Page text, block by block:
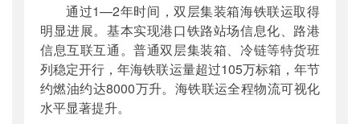
通过1—2年时间，双层集装箱海铁联运取得
明显进展。基本实现港口铁路站场信息化、路港
信息互联互通。普通双层集装箱、冷链等特货班
列稳定开行，年海铁联运量超过105万标箱，年节
约燃油约达8000万升。海铁联运全程物流可视化
水平显著提升。